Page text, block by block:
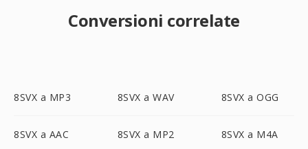
Conversioni correlate
8SVX a MP3 8SVX a WAV 8SVX a OGG
8SVX a AAC 8SVX a MP2 8SVX a M4A